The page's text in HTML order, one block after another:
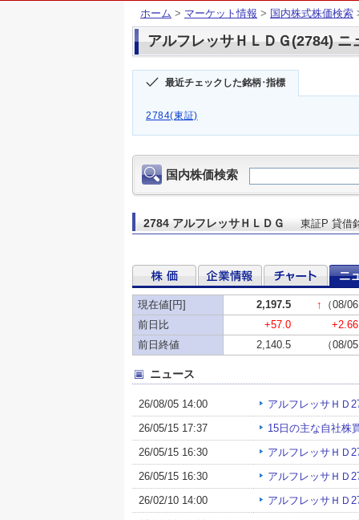
ホーム > マーケット情報 > 国内株式株価検索
アルフレッサＨＬＤＧ(2784) ニ
最近チェックした銘柄･指標
2784(東証)